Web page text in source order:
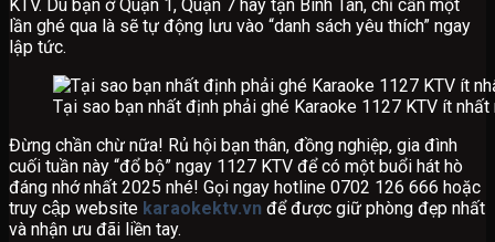
KTV. Dù bạn ở Quận 1, Quận 7 hay tận Bình Tân, chỉ cần một
lần ghé qua là sẽ tự động lưu vào “danh sách yêu thích” ngay
lập tức.
Tại sao bạn nhất định phải ghé Karaoke 1127 KTV ít nhất
Đừng chần chừ nữa! Rủ hội bạn thân, đồng nghiệp, gia đình
cuối tuần này “đổ bộ” ngay 1127 KTV để có một buổi hát hò
đáng nhớ nhất 2025 nhé! Gọi ngay hotline 0702 126 666 hoặc
truy cập website karaokektv.vn để được giữ phòng đẹp nhất
và nhận ưu đãi liền tay.